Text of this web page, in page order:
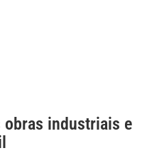
obras industriais e